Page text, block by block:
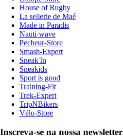
House of Rugby
La sellerie de Maé
Made in Paradis
Nauti-wave
Pecheur-Store
Smash-Expert
Sneak'In
Sneakids
Sport is good
Training-Fit
Trek-Expert
TripNBikers
Vélo-Store
Inscreva-se na nossa newsletter